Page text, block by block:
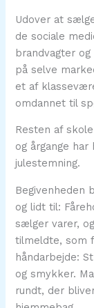
Udover at
de sociale
brandvagter
på selve
et af
omdannet til
Resten af
og årgange
julestemning.
Begivenheden
og lidt til:
sælger varer,
tilmeldte, som
håndarbejde:
og smykker.
rundt, der